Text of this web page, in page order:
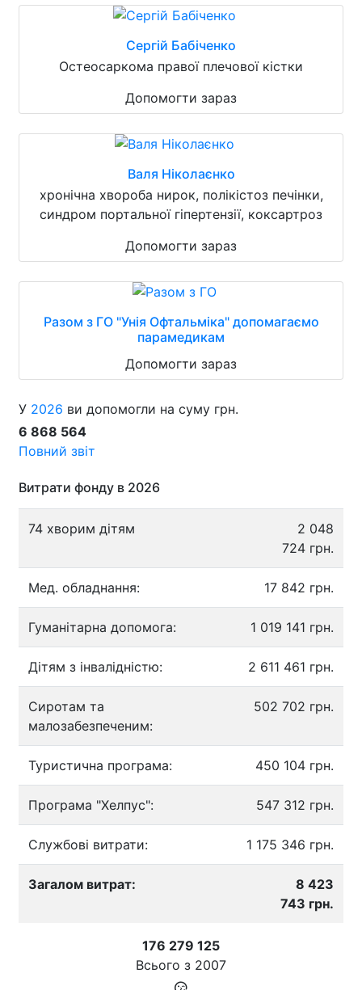
Сергій Бабіченко
Остеосаркома правої плечової кістки
Допомогти зараз
Валя Ніколаєнко
хронічна хвороба нирок, полікістоз печінки,
синдром портальної гіпертензії, коксартроз
Допомогти зараз
Разом з ГО "Унія Офтальміка" допомагаємо
парамедикам
Допомогти зараз
У 2026 ви допомогли на суму грн.
6 868 564
Повний звіт
Витрати фонду в 2026
74 хворим дітям
2 048
724 грн.
Мед. обладнання: 17 842 грн.
Гуманітарна допомога: 1 019 141 грн.
Дітям з інвалідністю: 2 611 461 грн.
Сиротам та
малозабезпеченим:
502 702 грн.
Туристична програма: 450 104 грн.
Програма "Хелпус": 547 312 грн.
Службові витрати: 1 175 346 грн.
Загалом витрат:
8 423
743 грн.
176 279 125
Всього з 2007